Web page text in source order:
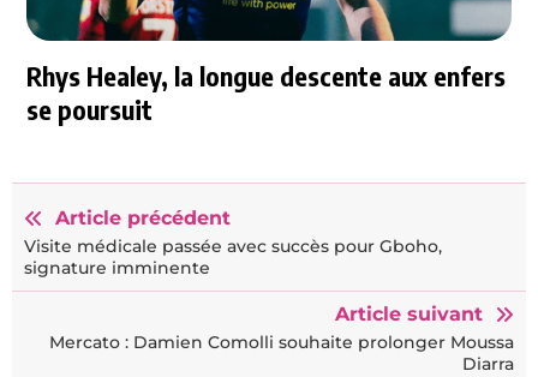
Rhys Healey, la longue descente aux enfers
se poursuit
Article précédent
Visite médicale passée avec succès pour Gboho,
signature imminente
Article suivant
Mercato : Damien Comolli souhaite prolonger Moussa
Diarra